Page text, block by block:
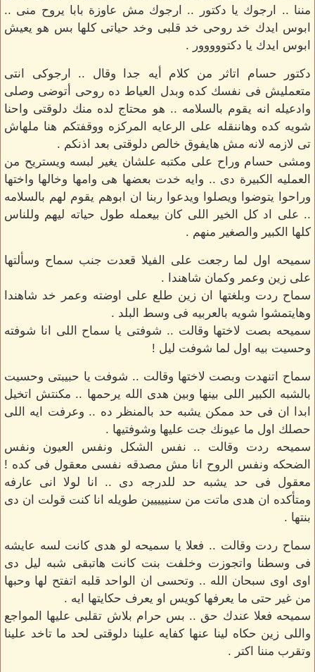
مننا .. ارجوك يا دكتور .. ارجوك مش عاوزة بابا يروح منى ..
ابوس ايدك خد روحى خد قلبى وخد حياتى كلها بس هو يعيش
ابوس ايدك يا دكتووووور .
دكتور حسام اتاثر من كلام أيه جدا وقال .. ارجوكى انتى
متعمليش فى نفسك كده وبدل العياط ده روحى أتوضى وصلى
وادعيله انه يقوم بالسلامه .. هو محتاج لده منك دلوقتى واحنا
شويه كده وهاننقله على الرعايه المركزه ووقفتكم هنا ملهاش
تى لازمه لانه مش هايفوق خالص دلوقتى بعد اذنكم .
ومشى حسام وراح على مكتبه علشان يغير لبسه ويستريح من
العمليه الكبيرة دى .. وايه خدت بعضها هى وامها وخالها واختها
وراحوا يتوضوا ويصلوا ويدعوا ربنا ان ابوهم يقوم لهم بالسلامه
.. على اد كل الخير اللى كان بيعمله طول حياته ليهم وللناس
كلها الكبير والصغير منهم .
سميحه اول لما رجعت على الفيلا قعدت جنب سماح وسألتها
على زين وعمر وكمان شاهندا .
سماح ردت وبلغتها ان زين طلع على اوضته وعمر خد شاهندا
وهايتمشوا شويه بالعربيه فى وسط البلد .
سميحه بصت لاختها وقالت .. شوفتى يا سماح اللى انا شوفته
وحسيت بيه اول لما شوفت ليل !
سماح اتنهدت وبصت لاختها وقالت .. شوفت يا حبيبتى وحسيت
بالشبه الكبير اللى بينها وبين هدى الله يرحمها .. مكنتش اتخيل
ابدا ان فى حد ممكن يشبه حد بالمنظر ده .. وعرفت ايه اللى
حصلك اول ما عيونك جت عليها وشوفتيها .
سميحه ردت وقالت .. نفس الشكل ونفس العيون ونفس
الضحكه ونفس الروح انا مش مصدقه نفسى معقول فى كده !
معقول فى حد يشبه حد للدرجه دى .. انا لولا انى عارفه
ومتأكده ان هدى ماتت من سنييييين طويله انا كنت قولت ان دى
بنتها .
سماح ردت وقالت .. فعلا يا سميحه لو هدى كانت لسه عايشه
فى وسطنا واتجوزت وخلفت بنت كانت هاتبقى شبه ليل دى
اوى اوى سبحان الله .. وتحسى ان الواحد قلبه اتفتح لها وحبها
من غير حتى ما يعرفها كويس او يعرف حكايتها ايه .
سميحه فعلا عندك حق .. بس حرام بلاش تقلبى عليها المواجع
واللى زين حكاه لينا عنها كفايه علينا دلوقتى لحد ما تاخد علينا
وتقرب مننا اكتر .